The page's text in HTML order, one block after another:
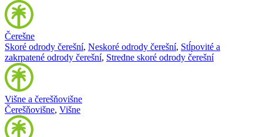
Čerešne
Skoré odrody čerešní, Neskoré odrody čerešní, Stĺpovité a
zakrpatené odrody čerešní, Stredne skoré odrody čerešní
Višne a čerešňovišne
Čerešňovišne, Višne